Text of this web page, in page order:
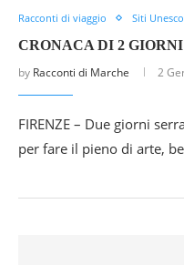
Racconti di viaggio Siti Unesco
CRONACA DI 2
by Racconti di Marche 2
FIRENZE – Due giorni
per fare il pieno di arte,